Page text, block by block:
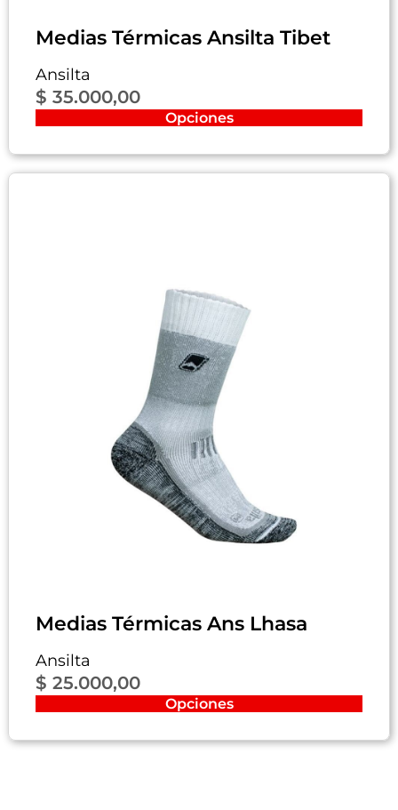
Medias Térmicas Ansilta Tibet
Ansilta
$ 35.000,00
Opciones
Medias Térmicas Ans Lhasa
Ansilta
$ 25.000,00
Opciones